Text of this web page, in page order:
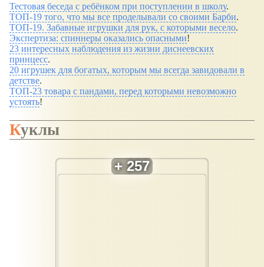
Тестовая беседа с ребёнком при поступлении в школу.
ТОП-19 того, что мы все проделывали со своими Барби.
ТОП-19. Забавные игрушки для рук, с которыми весело.
Экспертиза: спиннеры оказались опасными!
23 интересных наблюдения из жизни диснеевских
принцесс.
20 игрушек для богатых, которым мы всегда завидовали в
детстве.
ТОП-23 товара с пандами, перед которыми невозможно
устоять!
Куклы